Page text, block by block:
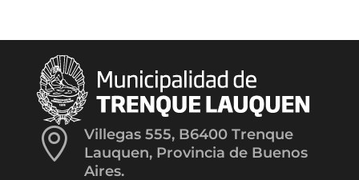

Villegas 555, B6400 Trenque
Lauquen, Provincia de Buenos
Aires.